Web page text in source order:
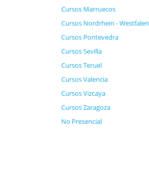
Cursos Marruecos
Cursos Nordrhein - Westfalen
Cursos Pontevedra
Cursos Sevilla
Cursos Teruel
Cursos Valencia
Cursos Vizcaya
Cursos Zaragoza
No Presencial